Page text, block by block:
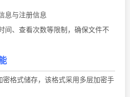
与注册信息
、查看次数等限制，确保文件不
式储存，该格式采用多层加密手